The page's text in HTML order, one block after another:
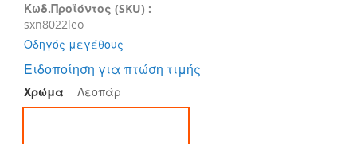
Κωδ.Προϊόντος (SKU) :
sxn8022leo
Οδηγός μεγέθους
Ειδοποίηση για πτώση τιμής
Χρώμα Λεοπάρ